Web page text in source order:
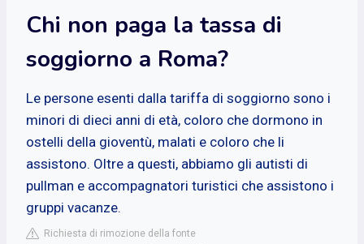
Chi non paga la tassa di
soggiorno a Roma?
Le persone esenti dalla tariffa di soggiorno sono i
minori di dieci anni di età, coloro che dormono in
ostelli della gioventù, malati e coloro che li
assistono. Oltre a questi, abbiamo gli autisti di
pullman e accompagnatori turistici che assistono i
gruppi vacanze.
Richiesta di rimozione della fonte